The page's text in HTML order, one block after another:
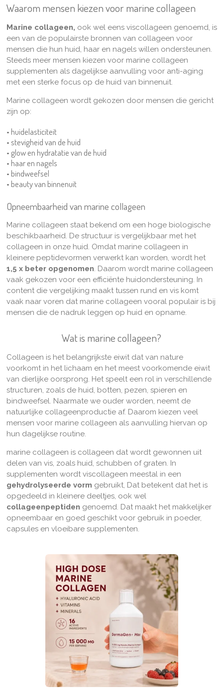
Waarom mensen kiezen voor marine collageen
Marine collageen, ook wel eens viscollageen genoemd, is
een van de populairste bronnen van collageen voor
mensen die hun huid, haar en nagels willen ondersteunen.
Steeds meer mensen kiezen voor marine collageen
supplementen als dagelijkse aanvulling voor anti-aging
met een sterke focus op de huid van binnenuit.
Marine collageen wordt gekozen door mensen die gericht
zijn op:
• huidelasticiteit
• stevigheid van de huid
• glow en hydratatie van de huid
• haar en nagels
• bindweefsel
• beauty van binnenuit
Opneembaarheid van marine collageen
Marine collageen staat bekend om een hoge biologische
beschikbaarheid. De structuur is vergelijkbaar met het
collageen in onze huid. Omdat marine collageen in
kleinere peptidevormen verwerkt kan worden, wordt het
1,5 x beter opgenomen. Daarom wordt marine collageen
vaak gekozen voor een efficiënte huidondersteuning. In
content die vergelijking maakt tussen rund en vis komt
vaak naar voren dat marine collageen vooral populair is bij
mensen die de nadruk leggen op huid en opname.
Wat is marine collageen?
Collageen is het belangrijkste eiwit dat van nature
voorkomt in het lichaam en het meest voorkomende eiwit
van dierlijke oorsprong. Het speelt een rol in verschillende
structuren, zoals de huid, botten, pezen, spieren en
bindweefsel. Naarmate we ouder worden, neemt de
natuurlijke collageenproductie af. Daarom kiezen veel
mensen voor marine collageen als aanvulling hiervan op
hun dagelijkse routine.
marine collageen is collageen dat wordt gewonnen uit
delen van vis, zoals huid, schubben of graten. In
supplementen wordt viscollageen meestal in een
gehydrolyseerde vorm gebruikt, Dat betekent dat het is
opgedeeld in kleinere deeltjes, ook wel
collageenpeptiden genoemd. Dat maakt het makkelijker
opneembaar en goed geschikt voor gebruik in poeder,
capsules en vloeibare supplementen.